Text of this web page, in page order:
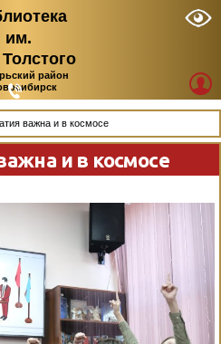
им.
район
важна и в космосе
и в космосе